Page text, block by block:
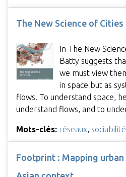
The New Science of Cities
In The New
Batty suggests
we must view
in space but as
flows. To understand space,
understand flows, and to
Mots-clés: réseaux, sociabilité
Footprint : Mapping